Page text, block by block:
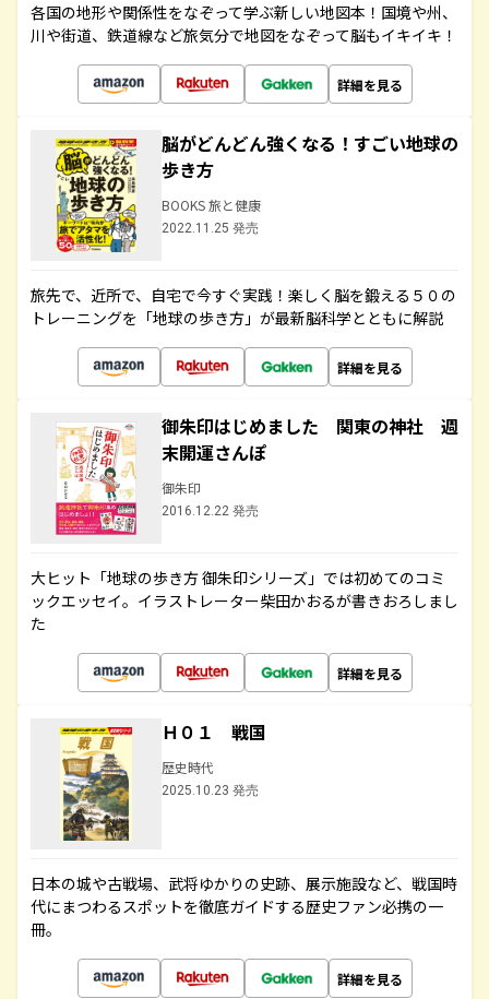
各国の地形や関係性をなぞって学ぶ新しい地図本！国境や州、
川や街道、鉄道線など旅気分で地図をなぞって脳もイキイキ！
詳細を見る
脳がどんどん強くなる！すごい地球の
歩き方
BOOKS 旅と健康
2022.11.25 発売
旅先で、近所で、自宅で今すぐ実践！楽しく脳を鍛える５０の
トレーニングを「地球の歩き方」が最新脳科学とともに解説
詳細を見る
御朱印はじめました 関東の神社 週
末開運さんぽ
御朱印
2016.12.22 発売
大ヒット「地球の歩き方 御朱印シリーズ」では初めてのコミ
ックエッセイ。イラストレーター柴田かおるが書きおろしまし
た
詳細を見る
Ｈ０１ 戦国
歴史時代
2025.10.23 発売
日本の城や古戦場、武将ゆかりの史跡、展示施設など、戦国時
代にまつわるスポットを徹底ガイドする歴史ファン必携の一
冊。
詳細を見る